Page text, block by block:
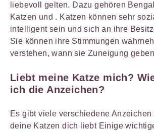
liebevoll gelten. Dazu gehören
Katzen und . Katzen können sehr
intelligent sein und sich an ihre
Sie können ihre Stimmungen
verstehen, wann sie Zuneigung
Liebt meine Katze mich?
ich die Anzeichen?
Es gibt viele verschiedene Anzeichen
deine Katzen dich liebt Einige